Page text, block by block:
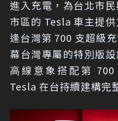
進入充電，為台北市
市區的 Tesla 車主提
逢台灣第 700 支超級
幕台灣專屬的特別版
高線意象搭配第
Tesla 在台持續建構完